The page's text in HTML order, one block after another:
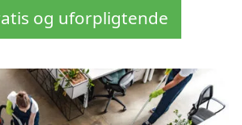
og uforpligtende